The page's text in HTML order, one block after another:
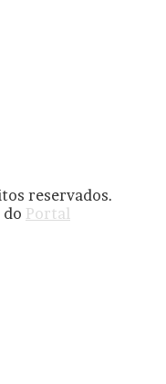
reservados.
do Portal